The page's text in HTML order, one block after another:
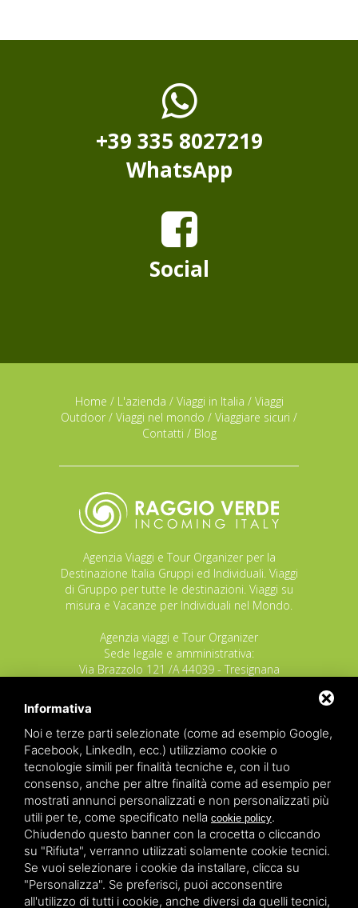
+39 335 8027219
WhatsApp
Social
Home / L'azienda / Viaggi in Italia / Viaggi
Outdoor / Viaggi nel mondo / Viaggiare sicuri /
Contatti / Blog
Agenzia Viaggi e Tour Organizer per la
Destinazione Italia Gruppi ed Individuali. Viaggi
di Gruppo per tutte le destinazioni. Viaggi su
misura e Vacanze per Individuali nel Mondo.
Agenzia viaggi e Tour Organizer
Sede legale e amministrativa:
Via Brazzolo 121 /A 44039 - Tresignana
POLIZZA RESPONSABILITA' CIVILE REVO N.
OX00020791 valida dal 12/11/2025 al
12/11/2026
POLIZZA FONDO GARANZIA INSOLVENZA
REVO N. OX00043679 valida dal 03/03/26 al
03/03/27
Copyrights – 2026 Raggio Verde Incoming Italy by Raggio
Verde Incoming Italy di Nagliati dott.ssa Ilaria –
Deltacommerce srlAll rights reserved.
Partita IVA 01428530388 - C.F NGLLRI66L56D548L - Numero
REA - Camera di Commercio Ferrara 166627/1998 Licenza
Informativa
Noi e terze parti selezionate (come ad esempio Google,
Facebook, LinkedIn, ecc.) utilizziamo cookie o
tecnologie simili per finalità tecniche e, con il tuo
consenso, anche per altre finalità come ad esempio per
mostrati annunci personalizzati e non personalizzati più
utili per te, come specificato nella cookie policy.
Chiudendo questo banner con la crocetta o cliccando
su "Rifiuta", verranno utilizzati solamente cookie tecnici.
Se vuoi selezionare i cookie da installare, clicca su
"Personalizza". Se preferisci, puoi acconsentire
all'utilizzo di tutti i cookie, anche diversi da quelli tecnici,